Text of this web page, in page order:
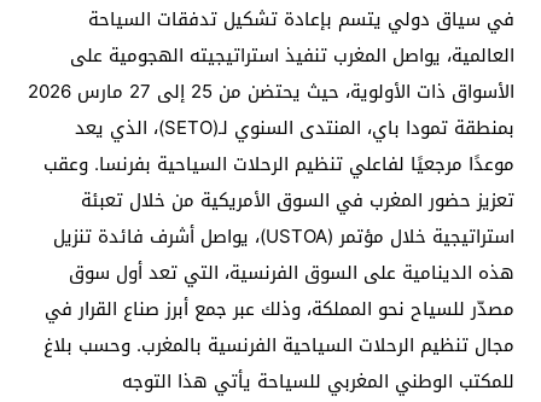
في سياق دولي يتسم بإعادة تشكيل تدفقات السياحة
العالمية، يواصل المغرب تنفيذ استراتيجيته الهجومية على
الأسواق ذات الأولوية، حيث يحتضن من 25 إلى 27 مارس 2026
بمنطقة تمودا باي، المنتدى السنوي لـ(SETO)، الذي يعد
موعدًا مرجعيًا لفاعلي تنظيم الرحلات السياحية بفرنسا. وعقب
تعزيز حضور المغرب في السوق الأمريكية من خلال تعبئة
استراتيجية خلال مؤتمر (USTOA)، يواصل أشرف فائدة تنزيل
هذه الدينامية على السوق الفرنسية، التي تعد أول سوق
مصدّر للسياح نحو المملكة، وذلك عبر جمع أبرز صناع القرار في
مجال تنظيم الرحلات السياحية الفرنسية بالمغرب. وحسب بلاغ
للمكتب الوطني المغربي للسياحة يأتي هذا التوجه